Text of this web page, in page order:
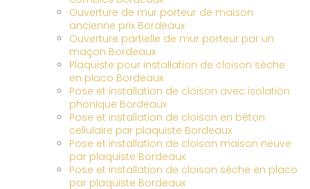
Ouverture de mur porteur de maison
ancienne prix Bordeaux
Ouverture partielle de mur porteur par un
maçon Bordeaux
Plaquiste pour installation de cloison sèche
en placo Bordeaux
Pose et installation de cloison avec isolation
phonique Bordeaux
Pose et installation de cloison en béton
cellulaire par plaquiste Bordeaux
Pose et installation de cloison maison neuve
par plaquiste Bordeaux
Pose et installation de cloison sèche en placo
par plaquiste Bordeaux